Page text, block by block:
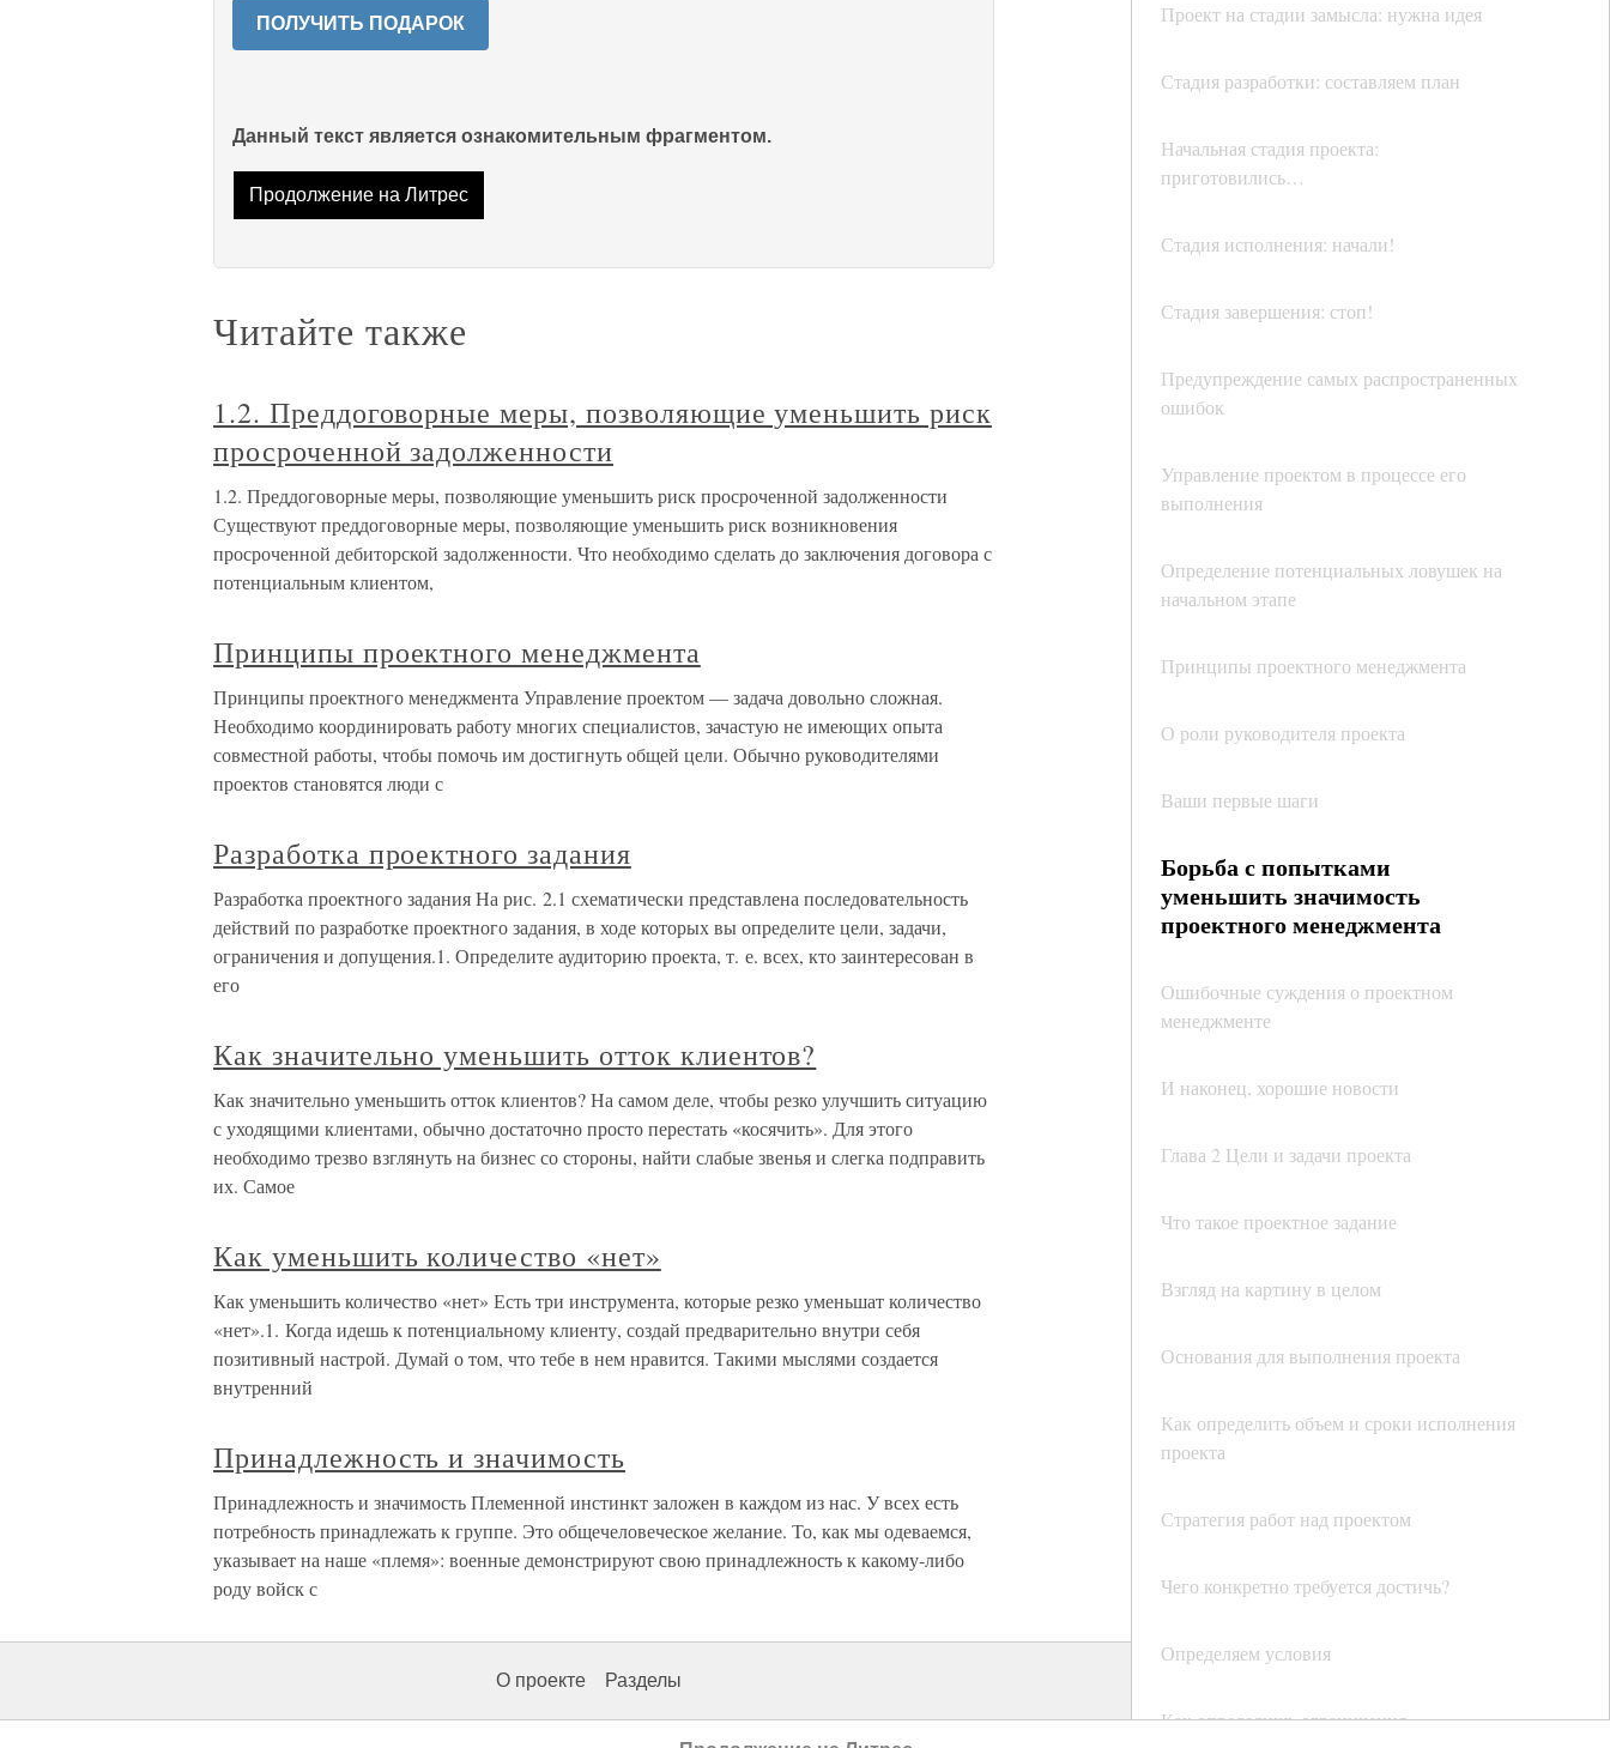
Проект на стадии замысла: нужна идея
Стадия разработки: составляем план
Начальная стадия проекта:
приготовились…
Стадия исполнения: начали!
Стадия завершения: стоп!
Предупреждение самых распространенных
ошибок
Управление проектом в процессе его
выполнения
Определение потенциальных ловушек на
начальном этапе
Принципы проектного менеджмента
О роли руководителя проекта
Ваши первые шаги
Борьба с попытками
уменьшить значимость
проектного менеджмента
Ошибочные суждения о проектном
менеджменте
И наконец, хорошие новости
Глава 2 Цели и задачи проекта
Что такое проектное задание
Взгляд на картину в целом
Основания для выполнения проекта
Как определить объем и сроки исполнения
проекта
Стратегия работ над проектом
Чего конкретно требуется достичь?
Определяем условия
Как определишь ограничения
ПОЛУЧИТЬ ПОДАРОК
Данный текст является ознакомительным фрагментом.
Продолжение на Литрес
Читайте также
1.2. Преддоговорные меры, позволяющие уменьшить риск
просроченной задолженности
1.2. Преддоговорные меры, позволяющие уменьшить риск просроченной задолженности
Существуют преддоговорные меры, позволяющие уменьшить риск возникновения
просроченной дебиторской задолженности. Что необходимо сделать до заключения договора с
потенциальным клиентом,
Принципы проектного менеджмента
Принципы проектного менеджмента Управление проектом — задача довольно сложная.
Необходимо координировать работу многих специалистов, зачастую не имеющих опыта
совместной работы, чтобы помочь им достигнуть общей цели. Обычно руководителями
проектов становятся люди с
Разработка проектного задания
Разработка проектного задания На рис. 2.1 схематически представлена последовательность
действий по разработке проектного задания, в ходе которых вы определите цели, задачи,
ограничения и допущения.1. Определите аудиторию проекта, т. е. всех, кто заинтересован в
его
Как значительно уменьшить отток клиентов?
Как значительно уменьшить отток клиентов? На самом деле, чтобы резко улучшить ситуацию
с уходящими клиентами, обычно достаточно просто перестать «косячить». Для этого
необходимо трезво взглянуть на бизнес со стороны, найти слабые звенья и слегка подправить
их. Самое
Как уменьшить количество «нет»
Как уменьшить количество «нет» Есть три инструмента, которые резко уменьшат количество
«нет».1. Когда идешь к потенциальному клиенту, создай предварительно внутри себя
позитивный настрой. Думай о том, что тебе в нем нравится. Такими мыслями создается
внутренний
Принадлежность и значимость
Принадлежность и значимость Племенной инстинкт заложен в каждом из нас. У всех есть
потребность принадлежать к группе. Это общечеловеческое желание. То, как мы одеваемся,
указывает на наше «племя»: военные демонстрируют свою принадлежность к какому-либо
роду войск с
О проекте Разделы